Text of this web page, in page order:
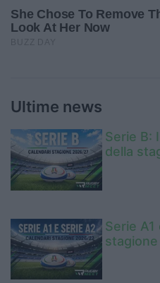
Ultime news
Serie B:
della
Serie A1